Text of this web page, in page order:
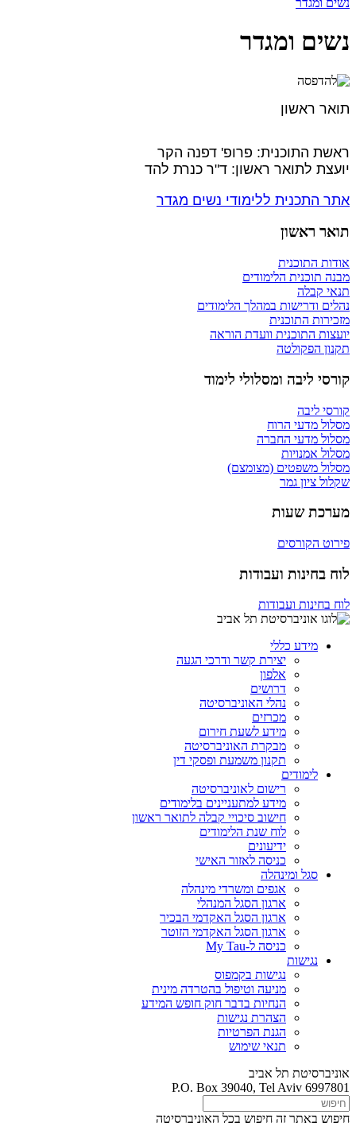
נשים ומגדר
תואר ראשון
ראשת התוכנית: פרופ' דפנה הקר
יועצת לתואר ראשון: ד"ר כנרת להד
אתר התכנית ללימודי נשים מגדר
תואר ראשון
אודות התוכנית
מבנה תוכנית הלימודים
תנאי קבלה
נהלים ודרישות במהלך הלימודים
מזכירות התוכנית
יועצות התוכנית וועדת הוראה
תקנון הפקולטה
קורסי ליבה ומסלולי לימוד
קורסי ליבה
מסלול מדעי הרוח
מסלול מדעי החברה
מסלול אמנויות
מסלול משפטים (מצומצם)
שקלול ציון גמר
מערכת שעות
פירוט הקורסים
לוח בחינות ועבודות
לוח בחינות ועבודות
מידע כללי
יצירת קשר ודרכי הגעה
אלפון
דרושים
נהלי האוניברסיטה
מכרזים
מידע לשעת חירום
מבקרת האוניברסיטה
תקנון משמעת ופסקי דין
לימודים
רישום לאוניברסיטה
מידע למתעניינים בלימודים
חישוב סיכויי קבלה לתואר ראשון
לוח שנת הלימודים
ידיעונים
כניסה לאזור האישי
סגל ומינהלה
אגפים ומשרדי מינהלה
ארגון הסגל המנהלי
ארגון הסגל האקדמי הבכיר
ארגון הסגל האקדמי הזוטר
כניסה ל-My Tau
נגישות
נגישות בקמפוס
מניעה וטיפול בהטרדה מינית
הנחיות בדבר חוק חופש המידע
הצהרת נגישות
הגנת הפרטיות
תנאי שימוש
אוניברסיטת תל אביב
P.O. Box 39040, Tel Aviv 6997801
חיפוש באתר זה חיפוש בכל האוניברסיטה